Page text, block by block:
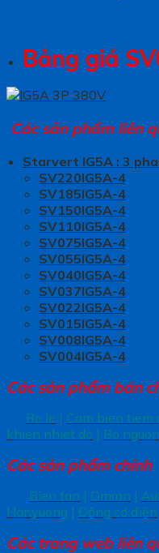
Bảng giá
Các sản phẩm liên
Starvert IG5A : 3
SV220IG5A-4
SV185IG5A-4
SV150IG5A-4
SV110IG5A-4
SV075IG5A-4
SV055IG5A-4
SV040IG5A-4
SV037IG5A-4
SV022IG5A-4
SV015IG5A-4
SV008IG5A-4
SV004IG5A-4
Các sản phẩm bán
Ro le | Cam bien tiem
khien nhiet do | Bo nguon
Các sản phẩm chính
Bien tan | Omron |
Hanyuong | Động cơ điện
Các trang web liên